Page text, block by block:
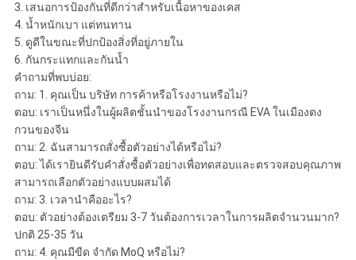
3. เสนอการป้องกันที่ดีกว่าสำหรับเนื้อหาของเคส
4. น้ำหนักเบา แต่ทนทาน
5. ดูดีในขณะที่ปกป้องสิ่งที่อยู่ภายใน
6. กันกระแทกและกันน้ำ
คำถามที่พบบ่อย:
ถาม: 1. คุณเป็น บริษัท การค้าหรือโรงงานหรือไม่?
ตอบ: เราเป็นหนึ่งในผู้ผลิตชั้นนำของโรงงานกรณี EVA ในเมืองตง
กวนของจีน
ถาม: 2. ฉันสามารถสั่งซื้อตัวอย่างได้หรือไม่?
ตอบ: ได้เรายินดีรับคำสั่งซื้อตัวอย่างเพื่อทดสอบและตรวจสอบคุณภาพ
สามารถเลือกตัวอย่างแบบผสมได้
ถาม: 3. เวลานำคืออะไร?
ตอบ: ตัวอย่างต้องเตรียม 3-7 วันต้องการเวลาในการผลิตจำนวนมาก?
ปกติ 25-35 วัน
ถาม: 4. คุณมีขีด จำกัด MoQ หรือไม่?